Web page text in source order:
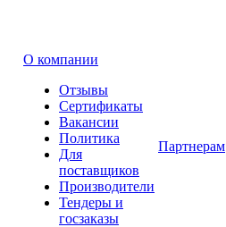
О компании
Отзывы
Сертификаты
Вакансии
Политика
Для
поставщиков
Производители
Тендеры и
госзаказы
Партнерам